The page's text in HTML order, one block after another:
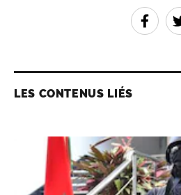
LES CONTENUS LIÉS